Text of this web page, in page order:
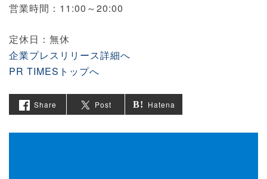
営業時間：11:00～20:00
定休日：無休
企業プレスリリース詳細へ
PR TIMESトップへ
Share Post Hatena